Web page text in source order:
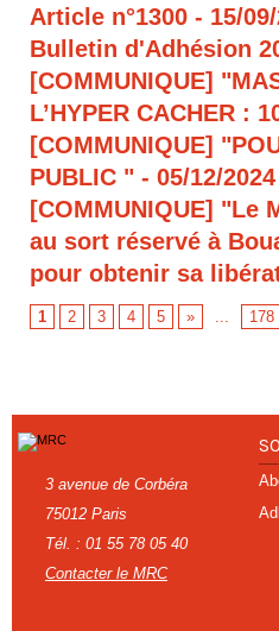
Article n°1300 - 15/
Bulletin d'Adhésion
[COMMUNIQUE]
L’HYPER CACHER :
[COMMUNIQUE]
PUBLIC " - 05/12/2024
[COMMUNIQUE] "Le
au sort réservé à
pour obtenir sa
1 2 3 4 5 » ... 178
3 avenue de Corbéra
75012 Paris
Tél. : 01 55 78 05 40
Contacter le MRC